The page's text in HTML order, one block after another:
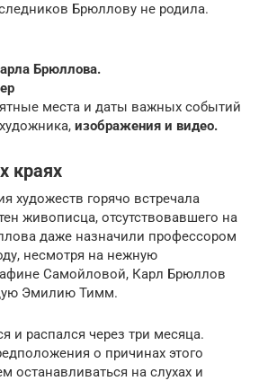
Брюллову не родила.
Брюллова.
места и даты важных событий
изображения и видео.
краях
художеств горячо встречала
живописца, отсутствовавшего на
даже назначили профессором
несмотря на нежную
Самойловой, Карл Брюллов
Эмилию Тимм.
и распался через три месяца.
о причинах этого
останавливаться на слухах и